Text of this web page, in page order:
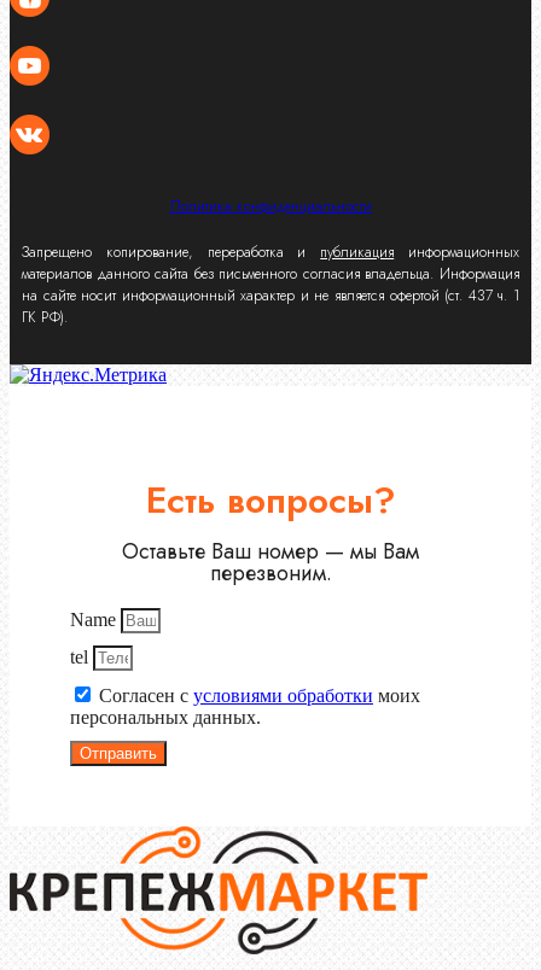
Политика конфиденциальности
Запрещено копирование, переработка и публикация информационных
материалов данного сайта без письменного согласия владельца. Информация
на сайте носит информационный характер и не является офертой (ст. 437 ч. 1
ГК РФ).
Есть вопросы?
Оставьте Ваш номер — мы Вам
перезвоним.
Name
tel
Согласен с условиями обработки моих
персональных данных.
Отправить